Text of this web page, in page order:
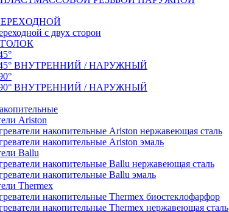
с двух сторон
ВНУТРЕННИЙ / НАРУЖНЫЙ
ВНУТРЕННИЙ / НАРУЖНЫЙ
Ariston
накопительные Ariston нержавеющая сталь
накопительные Ariston эмаль
Ballu
накопительные Ballu нержавеющая сталь
накопительные Ballu эмаль
Thermex
накопительные Thermex биостеклофарфор
накопительные Thermex нержавеющая сталь